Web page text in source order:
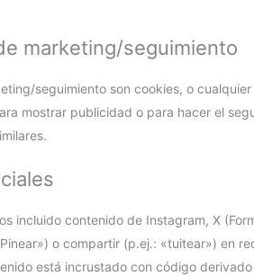
marketing/seguimiento
seguimiento son cookies, o
mostrar publicidad o para hacer el
incluido contenido de Instagram, X
o compartir (p.ej.: «tuitear») en
está incrustado con código